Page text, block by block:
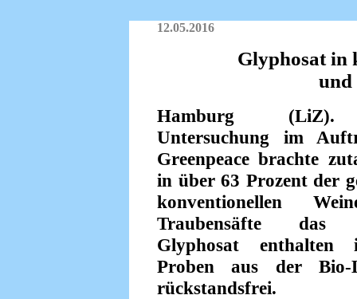
12.05.2016
Glyphosat in
und
Hamburg
Untersuchung im
Greenpeace brachte
in über 63 Prozent der
konventionellen
Traubensäfte das
Glyphosat enthalten
Proben aus der Bio-
rückstandsfrei.